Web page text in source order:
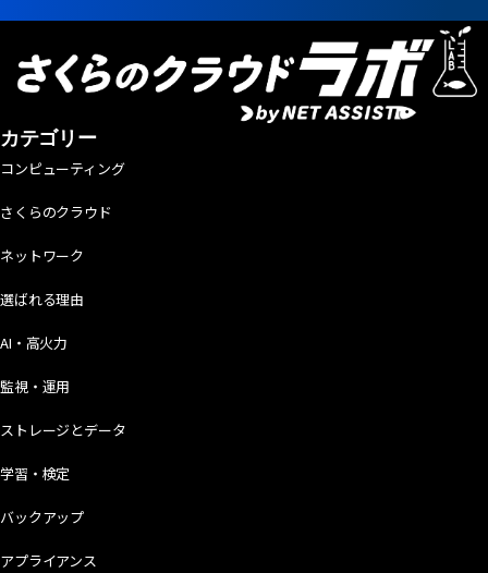
カテゴリー
コンピューティング
さくらのクラウド
ネットワーク
選ばれる理由
AI・高火力
監視・運用
ストレージとデータ
学習・検定
バックアップ
アプライアンス